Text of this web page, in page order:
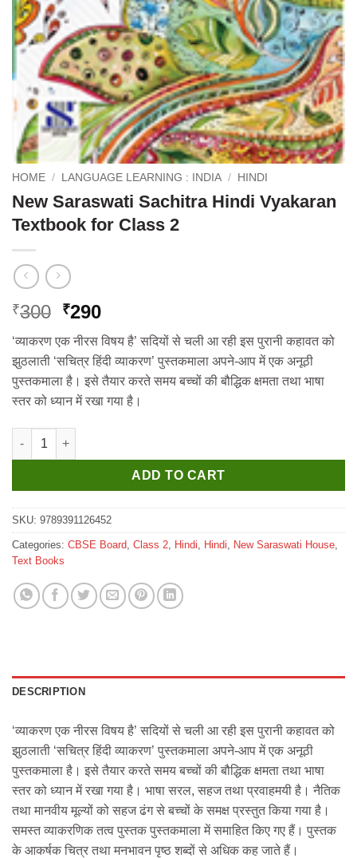
HOME / LANGUAGE LEARNING : INDIA / HINDI
New Saraswati Sachitra Hindi Vyakaran
Textbook for Class 2
₹300 Original
price
was:
₹300.
₹290Current
price
is:
₹290.
‘व्याकरण एक नीरस विषय है’ सदियों से चली आ रही इस पुरानी कहावत को
झुठलाती ‘सचित्र हिंदी व्याकरण’ पुस्तकमाला अपने-आप में एक अनूठी
पुस्तकमाला है। इसे तैयार करते समय बच्चों की बौद्धिक क्षमता तथा भाषा
स्तर को ध्यान में रखा गया है।
New Saraswati Sachitra Hindi Vyakaran Textbook for Class 2
ADD TO CART
SKU: 9789391126452
Categories: CBSE Board Class 2 Hindi Hindi New Saraswati House
Text Books
DESCRIPTION
‘व्याकरण एक नीरस विषय है’ सदियों से चली आ रही इस पुरानी कहावत को
झुठलाती ‘सचित्र हिंदी व्याकरण’ पुस्तकमाला अपने-आप में एक अनूठी
पुस्तकमाला है। इसे तैयार करते समय बच्चों की बौद्धिक क्षमता तथा भाषा
स्तर को ध्यान में रखा गया है। भाषा सरल, सहज तथा प्रवाहमयी है। नैतिक
तथा मानवीय मूल्यों को सहज ढंग से बच्चों के समक्ष प्रस्तुत किया गया है।
समस्त व्याकरणिक तत्व पुस्तक पुस्तकमाला में समाहित किए गए हैं। पुस्तक
के आकर्षक चित्र तथा मनभावन पृष्ठ शब्दों से अधिक कह जाते हैं।